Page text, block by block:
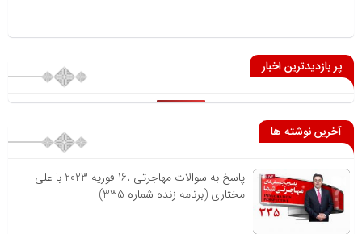
پر بازدیدترین اخبار
آخرین نوشته ها
پاسخ به سوالات مهاجرتی ،16 فوریه 2023 با علی
مختاری (برنامه زنده شماره 335)